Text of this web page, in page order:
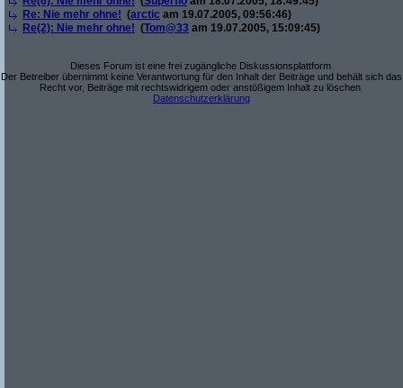
Re: Nie mehr ohne! (arctic am 19.07.2005, 09:56:46)
Re(2): Nie mehr ohne! (Tom@33 am 19.07.2005, 15:09:45)
Dieses Forum ist eine frei zugängliche Diskussionsplattform.
Der Betreiber übernimmt keine Verantwortung für den Inhalt der Beiträge und behält sich das
Recht vor, Beiträge mit rechtswidrigem oder anstößigem Inhalt zu löschen.
Datenschutzerklärung